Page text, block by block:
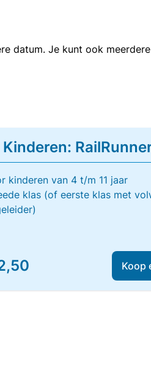
datum. Je kunt ook
Kinderen:
kinderen van 4 t/m 11 jaar
klas (of eerste klas met
Koop